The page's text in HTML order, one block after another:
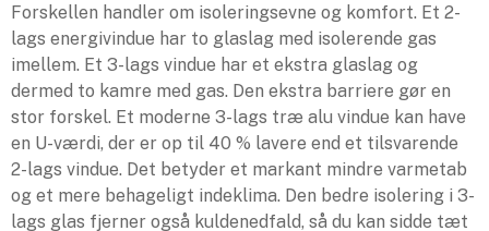
Forskellen handler om isoleringsevne og komfort. Et 2-
lags energivindue har to glaslag med isolerende gas
imellem. Et 3-lags vindue har et ekstra glaslag og
dermed to kamre med gas. Den ekstra barriere gør en
stor forskel. Et moderne 3-lags træ alu vindue kan have
en U-værdi, der er op til 40 % lavere end et tilsvarende
2-lags vindue. Det betyder et markant mindre varmetab
og et mere behageligt indeklima. Den bedre isolering i 3-
lags glas fjerner også kuldenedfald, så du kan sidde tæt